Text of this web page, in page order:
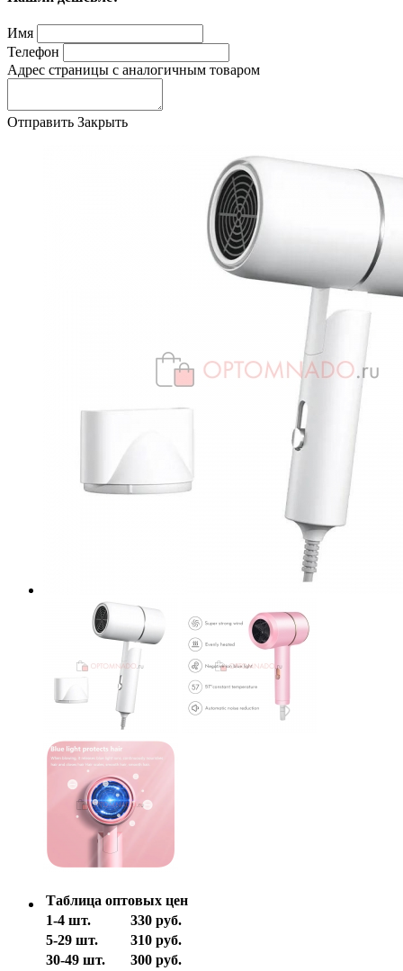
Имя
Телефон
Адрес страницы с аналогичным товаром
Отправить Закрыть
Таблица оптовых цен
1-4 шт.
330 руб.
5-29 шт.
310 руб.
30-49 шт.
300 руб.